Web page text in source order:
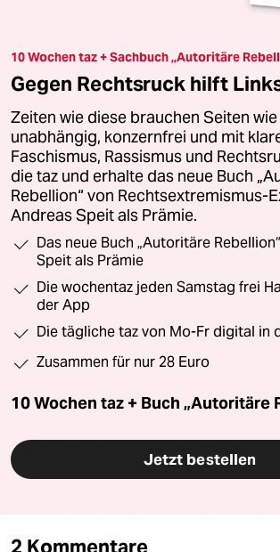
10 Wochen taz + Sachbuch „Autoritäre
Gegen Rechtsruck hilft
Zeiten wie diese brauchen Seiten wie
unabhängig, konzernfrei und mit
Faschismus, Rassismus und
die taz und erhalte das neue Buch
Rebellion“ von Rechtsextremismus-
Andreas Speit als Prämie.
Das neue Buch „Autoritäre
Speit als Prämie
Die wochentaz jeden Samstag frei
der App
Die tägliche taz von Mo-Fr digital in
Zusammen für nur 28 Euro
10 Wochen taz + Buch „Autoritäre
Jetzt bestellen
2 Kommentare